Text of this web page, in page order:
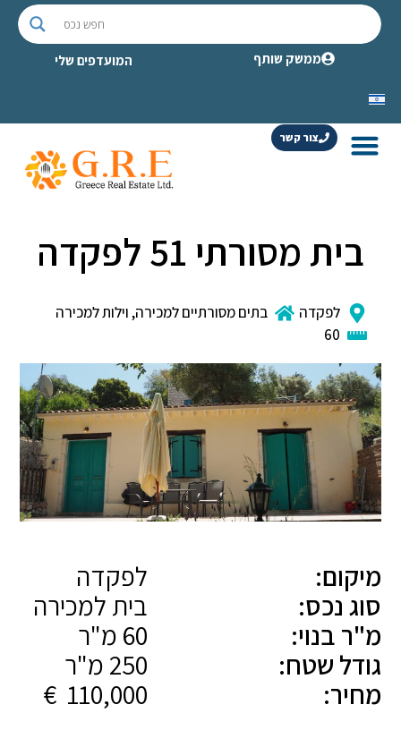
ממשק שותף המועדפים שלי
צור קשר
בית מסורתי 51 לפקדה
לפקדה בתים מסורתיים למכירה,וילות למכירה
60
מיקום:
לפקדה
סוג נכס:
בית למכירה
מ"ר בנוי:
גודל שטח:
מחיר: